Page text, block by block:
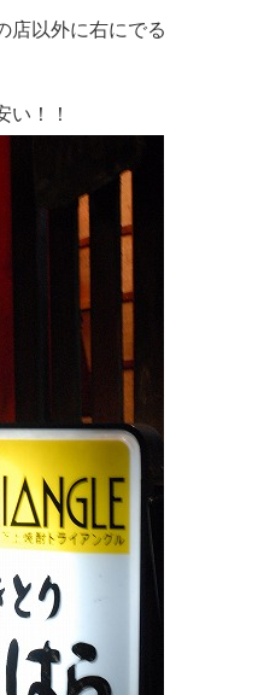
店以外に右にでる
い！！